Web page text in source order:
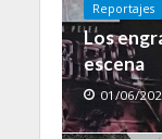
Reportajes
Los
escena
01/06/